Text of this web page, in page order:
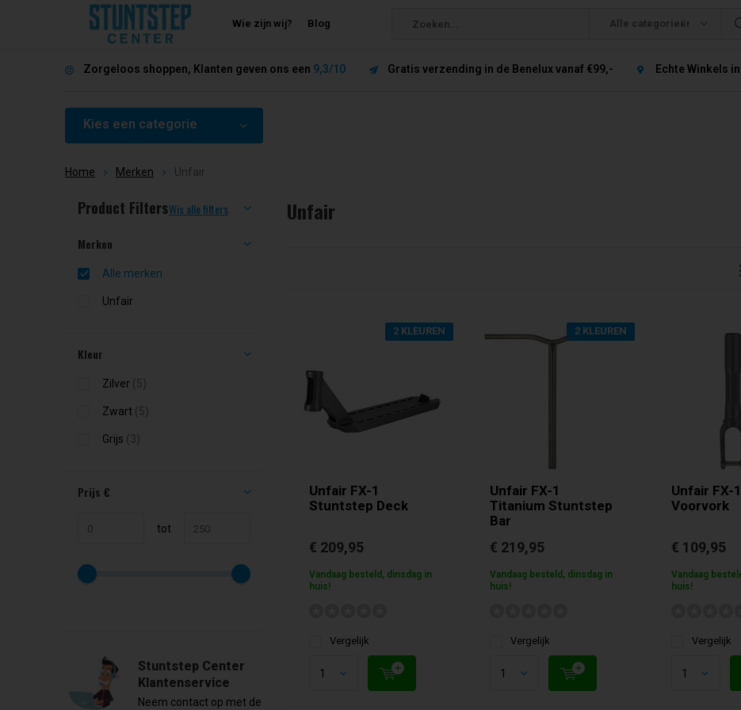
Wie zijn wij? Blog Alle categorieën
Zorgeloos shoppen, Klanten geven ons een 9,3/10 Gratis verzending in de Benelux vanaf €99,- Echte Winkels
Kies een categorie
Home Merken Unfair
Unfair
Unfair FX-1
Stuntstep Deck
2 KLEUREN
€ 209,95
Vandaag besteld, dinsdag in
huis!
Vergelijk
Unfair FX-1
Titanium Stuntstep
Bar
2 KLEUREN
€ 219,95
Vandaag besteld, dinsdag in
huis!
Vergelijk
Unfair FX-1
Voorvork
€ 109,95
Vandaag
huis!
Vergelijk
Sorteren op:
Product FiltersWis alle filters
Merken
Alle merken
Unfair
Kleur
Zilver (5)
Zwart (5)
Grijs (3)
Prijs €
tot
Stuntstep Center
Klantenservice
Neem contact op met de